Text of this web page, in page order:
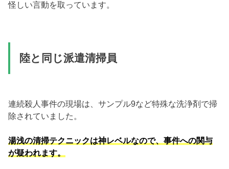
怪しい言動を取っています。
陸と同じ派遣清掃員
連続殺人事件の現場は、サンプル9など特殊な洗浄剤で掃
除されていました。
湯浅の清掃テクニックは神レベルなので、事件への関与
が疑われます。